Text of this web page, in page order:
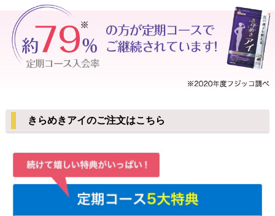
きらめきアイのご注文はこちら